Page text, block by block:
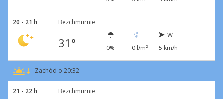
20 - 21 h Bezchmurnie
31° 0% 0 l/m²
W
5 km/h
Zachód o 20:32
21 - 22 h Bezchmurnie